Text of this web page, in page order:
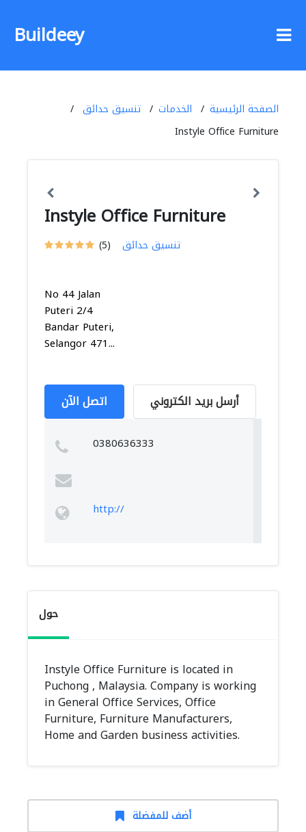
Buildeey
الصفحة الرئيسية الخدمات
تنسيق حدائق
Instyle Office Furniture
Instyle Office Furniture
(5) تنسيق حدائق
No 44 Jalan
Puteri 2/4
Bandar Puteri,
Selangor 471...
اتصل الآن أرسل بريد الكتروني
0380636333
http://
حول
Instyle Office Furniture is located in
Puchong , Malaysia. Company is working
in General Office Services, Office
Furniture, Furniture Manufacturers,
Home and Garden business activities.
أضف للمفضلة